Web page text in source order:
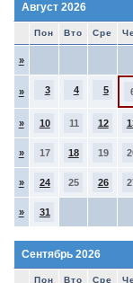
Август 2026
Пон Вто Сре
»
» 3 4 5
» 10 11 12
» 17 18 19
» 24 25 26
» 31
Сентябрь 2026
Пон Вто Сре